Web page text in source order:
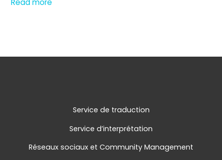
Read more
Service de traduction
Service d’interprétation
Réseaux sociaux et Community Management